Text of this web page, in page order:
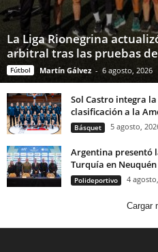
La Liga Rionegrina
arbitral tras las pruebas
Fútbol Martín Gálvez - 6 agosto, 2026
Sol Castro integra
clasificación a la
Básquet 5 agosto,
Argentina presentó
Turquía en Neuquén
Polideportivo 4
Cargar